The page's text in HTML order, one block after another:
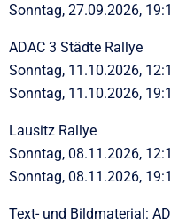
Sonntag, 27.09.2026,
ADAC 3 Städte Rallye
Sonntag, 11.10.2026,
Sonntag, 11.10.2026,
Lausitz Rallye
Sonntag, 08.11.2026,
Sonntag, 08.11.2026,
Text- und Bildmaterial: